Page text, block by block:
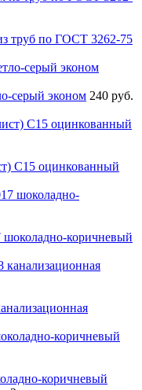
труб по ГОСТ 3262-75
серый эконом 240 руб.
С15 оцинкованный
коричневый
коричневый